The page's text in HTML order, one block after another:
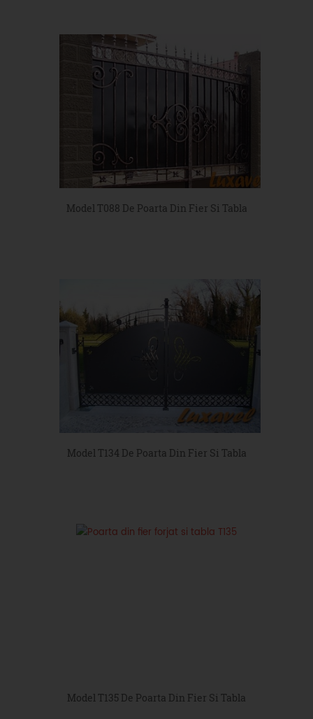
Model T088 De Poarta Din Fier Si Tabla
Model T134 De Poarta Din Fier Si Tabla
Model T135 De Poarta Din Fier Si Tabla